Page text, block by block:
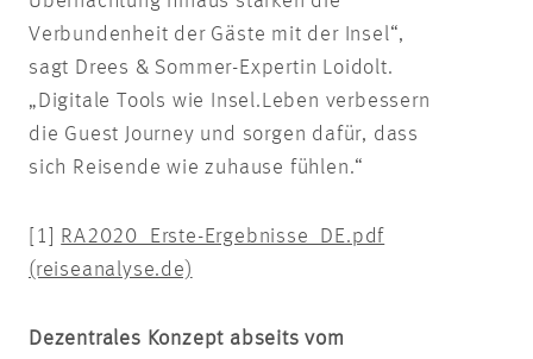
Verbundenheit der Gäste mit der Insel“,
sagt Drees & Sommer-Expertin Loidolt.
„Digitale Tools wie Insel.Leben verbessern
die Guest Journey und sorgen dafür, dass
sich Reisende wie zuhause fühlen.“
[1] RA2020_Erste-Ergebnisse_DE.pdf
(reiseanalyse.de)
Dezentrales Konzept abseits vom